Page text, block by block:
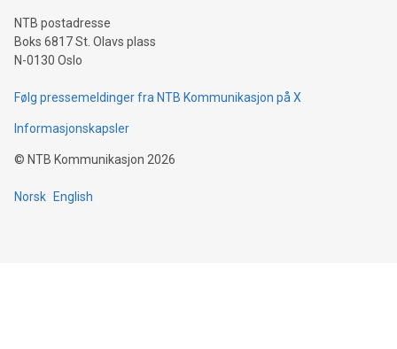
NTB postadresse
Boks 6817 St. Olavs plass
N-0130 Oslo
Følg pressemeldinger fra NTB Kommunikasjon på X
Informasjonskapsler
© NTB Kommunikasjon 2026
Norsk English